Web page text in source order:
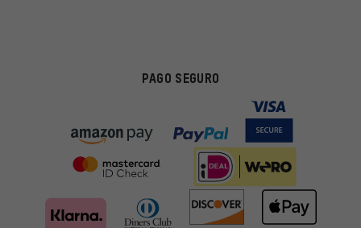
PAGO SEGURO